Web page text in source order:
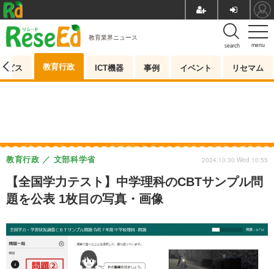
menu
search
教育業界ニュース
ビス 教育行政 ICT機器 事例 イベント リセマム
【全国学力テスト】中学理科のCBTサンプル問
題を公表 1枚目の写真・画像
教育行政 文部科学省 2024.10.30 Wed 10:55